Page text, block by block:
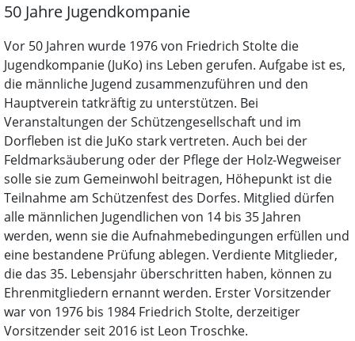
50 Jahre Jugendkompanie
Vor 50 Jahren wurde 1976 von Friedrich Stolte die
Jugendkompanie (JuKo) ins Leben gerufen. Aufgabe ist es,
die männliche Jugend zusammenzuführen und den
Hauptverein tatkräftig zu unterstützen. Bei
Veranstaltungen der Schützengesellschaft und im
Dorfleben ist die JuKo stark vertreten. Auch bei der
Feldmarksäuberung oder der Pflege der Holz-Wegweiser
solle sie zum Gemeinwohl beitragen, Höhepunkt ist die
Teilnahme am Schützenfest des Dorfes. Mitglied dürfen
alle männlichen Jugendlichen von 14 bis 35 Jahren
werden, wenn sie die Aufnahmebedingungen erfüllen und
eine bestandene Prüfung ablegen. Verdiente Mitglieder,
die das 35. Lebensjahr überschritten haben, können zu
Ehrenmitgliedern ernannt werden. Erster Vorsitzender
war von 1976 bis 1984 Friedrich Stolte, derzeitiger
Vorsitzender seit 2016 ist Leon Troschke.